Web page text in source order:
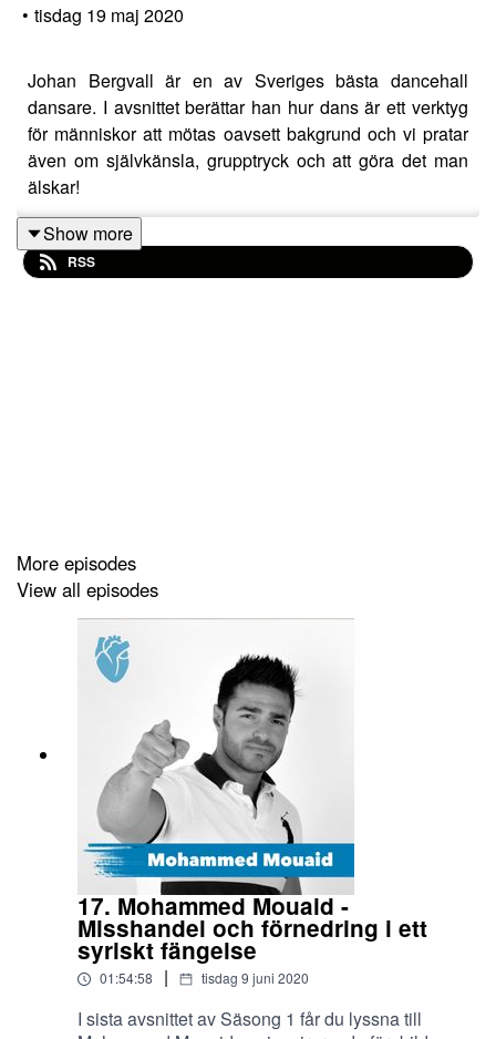
• tisdag 19 maj 2020
Johan Bergvall är en av Sveriges bästa dancehall
dansare. I avsnittet berättar han hur dans är ett verktyg
för människor att mötas oavsett bakgrund och vi pratar
även om självkänsla, grupptryck och att göra det man
älskar!
Följ Johan:
Show more
RSS
More episodes
View all episodes
17. Mohammed Mouaid -
Misshandel och förnedring i ett
syriskt fängelse
01:54:58 | tisdag 9 juni 2020
I sista avsnittet av Säsong 1 får du lyssna till